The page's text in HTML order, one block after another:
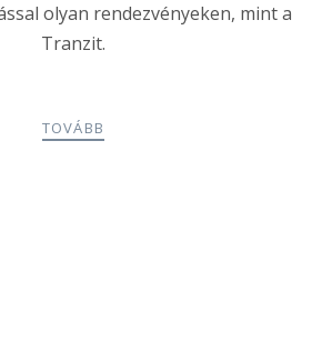
olyan rendezvényeken, mint a
Tranzit.
TOVÁBB